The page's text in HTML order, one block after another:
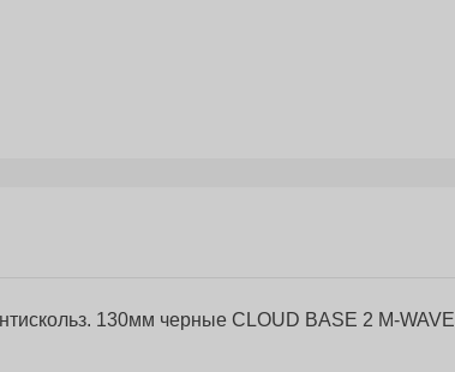
130мм черные CLOUD BASE 2 M-WAVE